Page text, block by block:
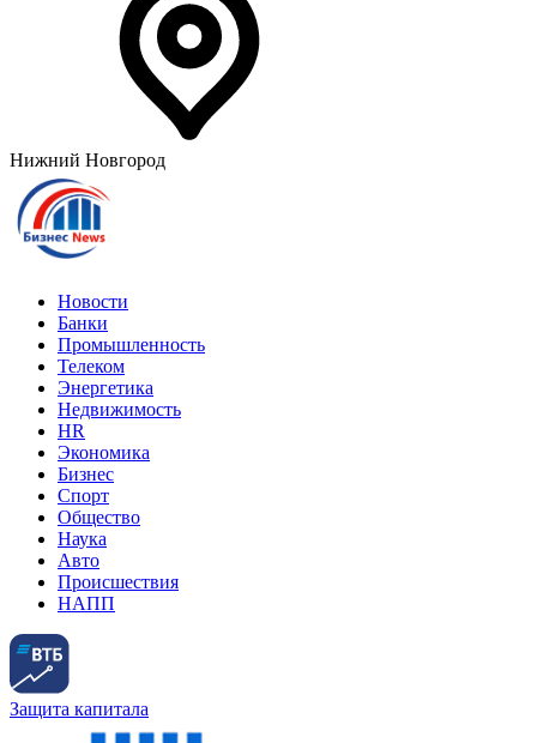
Нижний Новгород
Новости
Банки
Промышленность
Телеком
Энергетика
Недвижимость
HR
Экономика
Бизнес
Спорт
Общество
Наука
Авто
Происшествия
НАПП
Защита капитала